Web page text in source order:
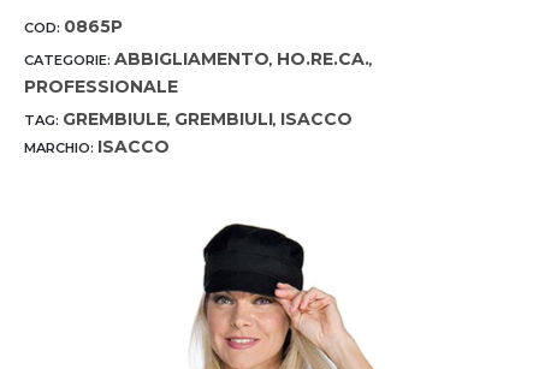
COD: 0865P
CATEGORIE: ABBIGLIAMENTO, HO.RE.CA.,
PROFESSIONALE
TAG: GREMBIULE, GREMBIULI, ISACCO
MARCHIO: ISACCO